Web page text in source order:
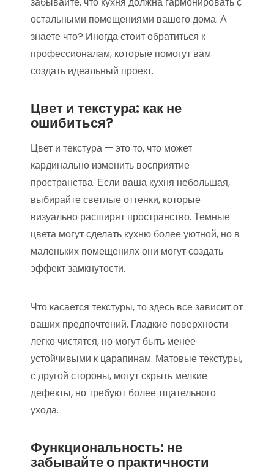
остальными помещениями вашего дома. А
знаете что? Иногда стоит обратиться к
профессионалам, которые помогут вам
создать идеальный проект.
Цвет и текстура: как не
ошибиться?
Цвет и текстура — это то, что может
кардинально изменить восприятие
пространства. Если ваша кухня небольшая,
выбирайте светлые оттенки, которые
визуально расширят пространство. Темные
цвета могут сделать кухню более уютной, но в
маленьких помещениях они могут создать
эффект замкнутости.
Что касается текстуры, то здесь все зависит от
ваших предпочтений. Гладкие поверхности
легко чистятся, но могут быть менее
устойчивыми к царапинам. Матовые текстуры,
с другой стороны, могут скрыть мелкие
дефекты, но требуют более тщательного
ухода.
Функциональность: не
забывайте о практичности